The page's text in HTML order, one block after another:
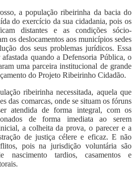
a população ribeirinha da bacia do
do exercício da sua cidadania, pois os
distantes e as condições sócio-
os deslocamentos aos municípios sedes
dos seus problemas jurídicos. Essa
quando a Defensoria Pública, o
uma parceira institucional de grande
do Projeto Ribeirinho Cidadão.
ribeirinha necessitada, aquela que
das comarcas, onde se situam os fóruns
atendida de forma integral, com os
de forma imediata ao serem
a colheita da prova, o parecer e a
de justiça célere e eficaz. E não
pois na jurisdição voluntária são
nascimento tardios, casamentos e